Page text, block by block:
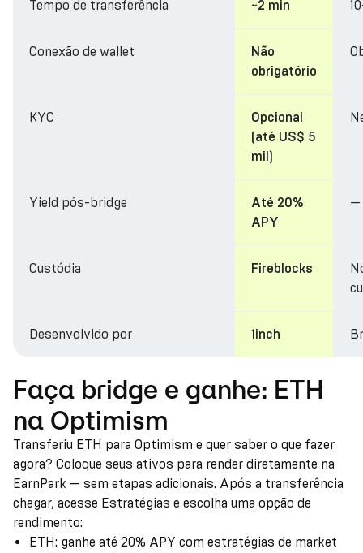
Tempo de transferência ~2 min
Conexão de wallet
Não
obrigatório
KYC
Opcional
(até US$ 5
mil)
Yield pós-bridge
Até 20%
APY
—
Custódia Fireblocks
Desenvolvido por 1inch
Faça bridge e ganhe: ETH
na Optimism
Transferiu ETH para Optimism e quer saber o que fazer
agora? Coloque seus ativos para render diretamente na
EarnPark — sem etapas adicionais. Após a transferência
chegar, acesse Estratégias e escolha uma opção de
rendimento:
ETH: ganhe até 20% APY com estratégias de market